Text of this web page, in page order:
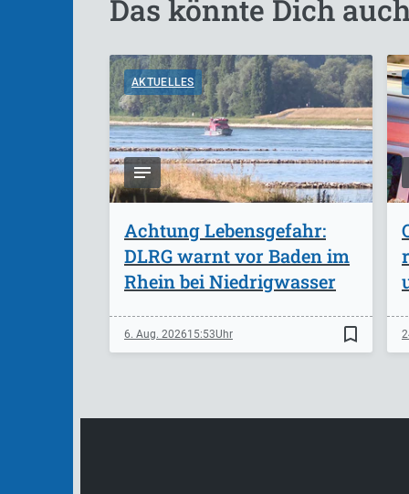
Das könnte Dich
AKTUELLES
Achtung Lebensgefahr:
DLRG warnt vor Baden im
Rhein bei Niedrigwasser
6. Aug. 202615:53 bookmark_border